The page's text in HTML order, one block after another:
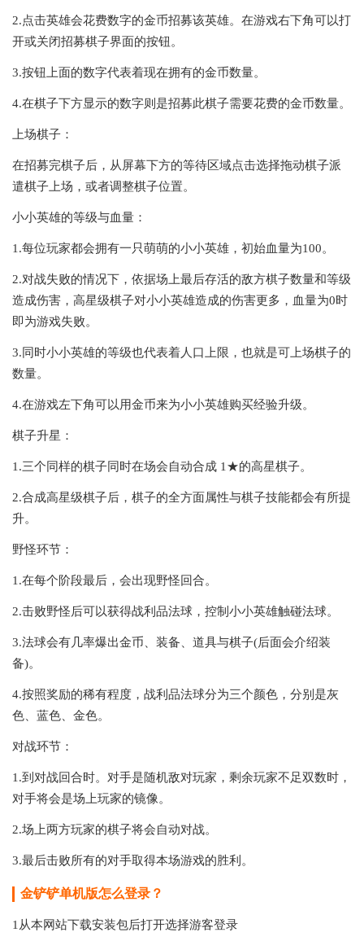
2.点击英雄会花费数字的金币招募该英雄。在游戏右下角可以打
开或关闭招募棋子界面的按钮。
3.按钮上面的数字代表着现在拥有的金币数量。
4.在棋子下方显示的数字则是招募此棋子需要花费的金币数量。
上场棋子：
在招募完棋子后，从屏幕下方的等待区域点击选择拖动棋子派
遣棋子上场，或者调整棋子位置。
小小英雄的等级与血量：
1.每位玩家都会拥有一只萌萌的小小英雄，初始血量为100。
2.对战失败的情况下，依据场上最后存活的敌方棋子数量和等级
造成伤害，高星级棋子对小小英雄造成的伤害更多，血量为0时
即为游戏失败。
3.同时小小英雄的等级也代表着人口上限，也就是可上场棋子的
数量。
4.在游戏左下角可以用金币来为小小英雄购买经验升级。
棋子升星：
1.三个同样的棋子同时在场会自动合成 1★的高星棋子。
2.合成高星级棋子后，棋子的全方面属性与棋子技能都会有所提
升。
野怪环节：
1.在每个阶段最后，会出现野怪回合。
2.击败野怪后可以获得战利品法球，控制小小英雄触碰法球。
3.法球会有几率爆出金币、装备、道具与棋子(后面会介绍装
备)。
4.按照奖励的稀有程度，战利品法球分为三个颜色，分别是灰
色、蓝色、金色。
对战环节：
1.到对战回合时。对手是随机敌对玩家，剩余玩家不足双数时，
对手将会是场上玩家的镜像。
2.场上两方玩家的棋子将会自动对战。
3.最后击败所有的对手取得本场游戏的胜利。
金铲铲单机版怎么登录？
1从本网站下载安装包后打开选择游客登录